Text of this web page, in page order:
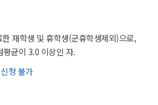
재학생 및 휴학생(군휴학생제외)으로,
평균이 3.0 이상인 자.
청 불가